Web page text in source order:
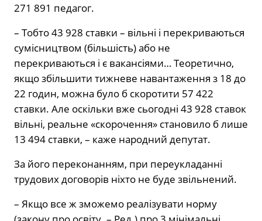
271 891 педагог.
– Тобто 43 928 ставки – вільні і перекриваються
сумісництвом (більшість) або не
перекриваються і є вакансіями… Теоретично,
якщо збільшити тижневе навантаження з 18 до
22 годин, можна було б скоротити 57 422
ставки. Але оскільки вже сьогодні 43 928 ставок
вільні, реальне «скорочення» становило б лише
13 494 ставки, – каже народний депутат.
За його переконанням, при переукладанні
трудових договорів ніхто не буде звільнений.
– Якщо все ж зможемо реалізувати норму